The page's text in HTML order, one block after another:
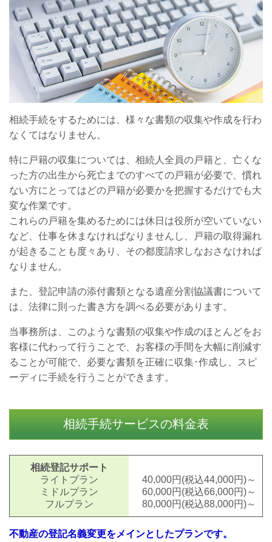
相続手続をするためには、様々な書類の収集や作成を行わ
なくてはなりません。
特に戸籍の収集については、相続人全員の戸籍と、亡くな
った方の出生から死亡までのすべての戸籍が必要で、慣れ
ない方にとってはどの戸籍が必要かを把握するだけでも大
変な作業です。
これらの戸籍を集めるためには休日は役所が空いていない
など、仕事を休まなければなりませんし、戸籍の取得漏れ
が起きることも度々あり、その都度請求しなおさなければ
なりません。
また、登記申請の添付書類となる遺産分割協議書について
は、法律に則った書き方を調べる必要があります。
当事務所は、このような書類の収集や作成のほとんどをお
客様に代わって行うことで、お客様の手間を大幅に削減す
ることが可能で、 必要な書類を正確に収集･作成し、スピ
ーディに手続を行うことができます。
相続手続サービスの料金表
相続登記サポート
ライトプラン
ミドルプラン
フルプラン
40,000円(税込44,000円)～
60,000円(税込66,000円)～
80,000円(税込88,000円)～
不動産の登記名義変更をメインとしたプランです。